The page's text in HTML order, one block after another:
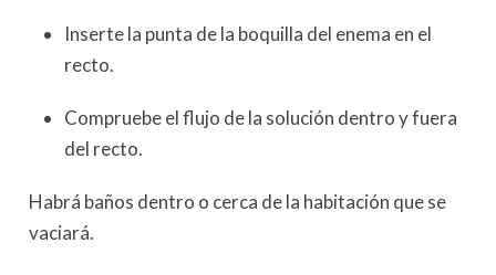
Inserte la punta de la boquilla del enema en el
recto.
Compruebe el flujo de la solución dentro y fuera
del recto.
Habrá baños dentro o cerca de la habitación que se
vaciará.